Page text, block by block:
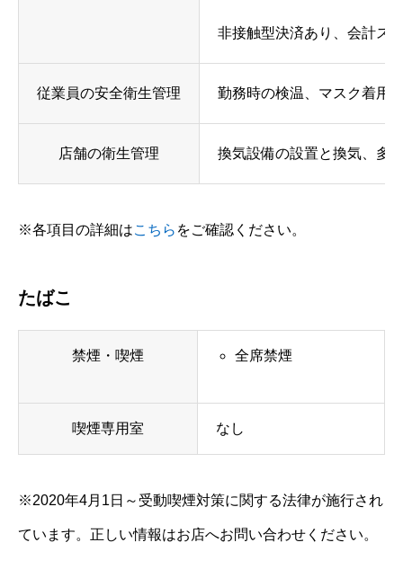
非接触型決済あり、会計ス
従業員の安全衛生管理 勤務時の検温、マスク着用
店舗の衛生管理 換気設備の設置と換気、多
※各項目の詳細はこちら をご確認ください。
たばこ
禁煙・喫煙 全席禁煙
喫煙専用室 なし
※2020年4月1日～受動喫煙対策に関する法律が施行され
ています。正しい情報はお店へお問い合わせください。